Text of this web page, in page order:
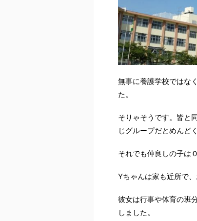
無事に養護学校ではな
た。
そりゃそうです。皆と
じグループだとめんど
それでも仲良しの子は
Yちゃんは家も近所で
彼女は行事や体育の班
しました。